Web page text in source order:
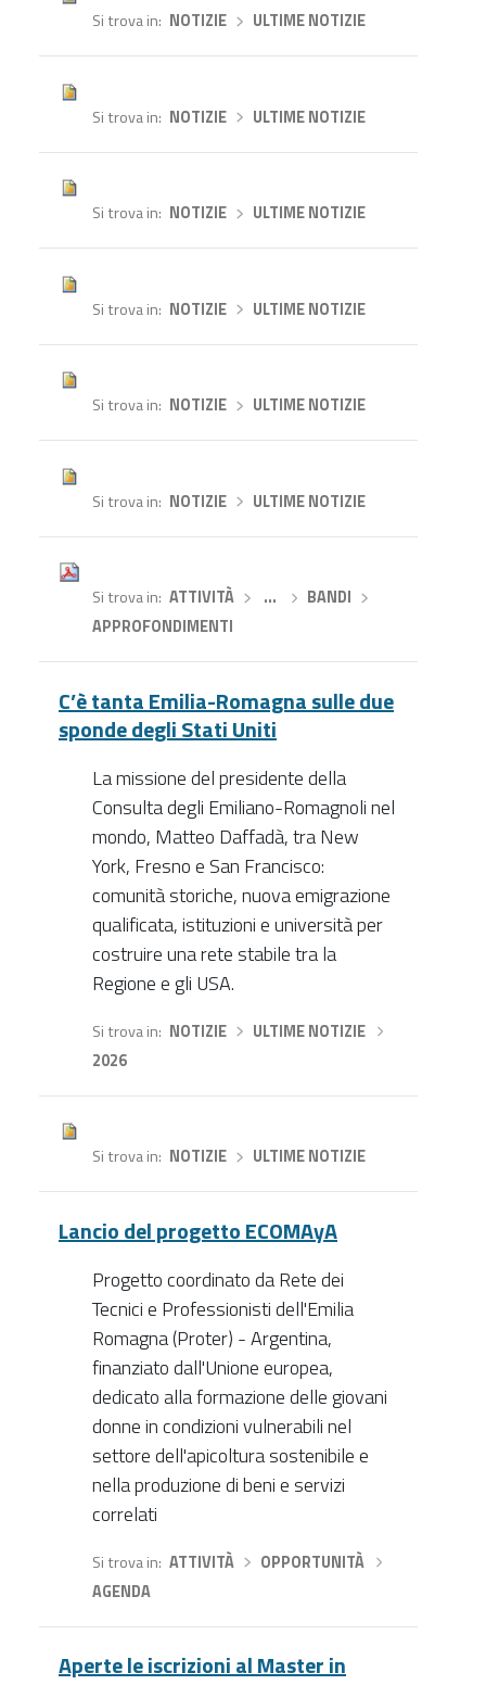
Si trova in NOTIZIE› ULTIME NOTIZIE
Si trova in NOTIZIE› ULTIME NOTIZIE
Si trova in NOTIZIE› ULTIME NOTIZIE
Si trova in NOTIZIE› ULTIME NOTIZIE
Si trova in NOTIZIE› ULTIME NOTIZIE
Si trova in NOTIZIE› ULTIME NOTIZIE
Si trova in ATTIVITÀ› … BANDI
APPROFONDIMENTI
C’è tanta Emilia-Romagna sulle due
sponde degli Stati Uniti
La missione del presidente della
Consulta degli Emiliano-Romagnoli nel
mondo, Matteo Daffadà, tra New
York, Fresno e San Francisco:
comunità storiche, nuova emigrazione
qualificata, istituzioni e università per
costruire una rete stabile tra la
Regione e gli USA.
Si trova in NOTIZIE› ULTIME NOTIZIE
2026
Si trova in NOTIZIE› ULTIME NOTIZIE
Lancio del progetto ECOMAyA
Progetto coordinato da Rete dei
Tecnici e Professionisti dell'Emilia
Romagna (Proter) - Argentina,
finanziato dall'Unione europea,
dedicato alla formazione delle giovani
donne in condizioni vulnerabili nel
settore dell'apicoltura sostenibile e
nella produzione di beni e servizi
correlati
Si trova in ATTIVITÀ› OPPORTUNITÀ
AGENDA
Aperte le iscrizioni al Master in